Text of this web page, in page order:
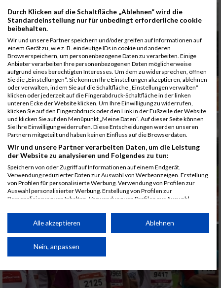
Durch Klicken auf die Schaltfläche „Ablehnen“ wird die
Standardeinstellung nur für unbedingt erforderliche cookie
beibehalten.
Wir und unsere Partner speichern und/oder greifen auf Informationen auf
einem Gerät zu, wie z. B. eindeutige IDs in cookie und anderen
Browserspeichern, um personenbezogene Daten zu verarbeiten. Einige
Anbieter verarbeiten Ihre personenbezogenen Daten möglicherweise
aufgrund eines berechtigten Interesses. Um dem zu widersprechen, öffnen
Sie die „Einstellungen“. Sie können Ihre Einstellungen akzeptieren, ablehnen
oder verwalten, indem Sie auf die Schaltfläche „Einstellungen verwalten“
klicken oder jederzeit auf die Fingerabdruck-Schaltfläche in der linken
unteren Ecke der Website klicken. Um Ihre Einwilligung zu widerrufen,
klicken Sie auf den Fingerabdruck oder den Link in der Fußzeile der Website
und klicken Sie auf den Menüpunkt „Meine Daten“. Auf dieser Seite können
Sie Ihre Einwilligung widerrufen. Diese Entscheidungen werden unseren
Partnern mitgeteilt und haben keinen Einfluss auf die Browserdaten.
Wir und unsere Partner verarbeiten Daten, um die Leistung
der Website zu analysieren und Folgendes zu tun:
Speichern von oder Zugriff auf Informationen auf einem Endgerät.
Verwendung reduzierter Daten zur Auswahl von Werbeanzeigen. Erstellung
von Profilen für personalisierte Werbung. Verwendung von Profilen zur
Auswahl personalisierter Werbung. Erstellung von Profilen zur
Personalisierung von Inhalten. Verwendung von Profilen zur Auswahl
Performance von Inhalten. Analyse von Zielgruppen durch Statistiken oder
Kombinationen von Daten aus verschiedenen Quellen. Entwicklung und
von Inhalten.
Daten können außerhalb der Europäischen Union weitergegeben und in die
Website/App.
Alle akzeptieren Ablehnen
Nein, anpassen